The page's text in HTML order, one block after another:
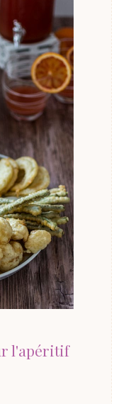
l'apéritif